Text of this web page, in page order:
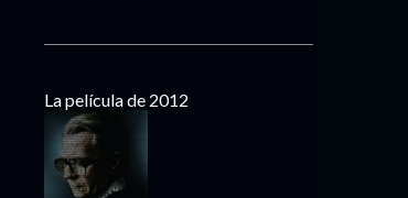
La película de 2012